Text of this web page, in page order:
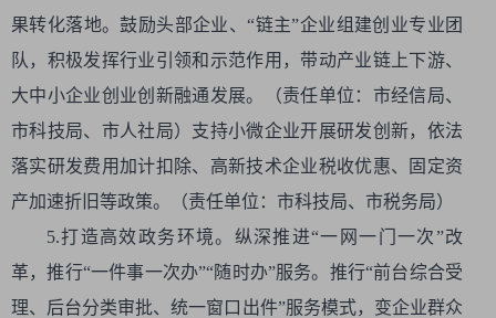
果转化落地。鼓励头部企业、“链主”企业组建创业专业团
队，积极发挥行业引领和示范作用，带动产业链上下游、
大中小企业创业创新融通发展。（责任单位：市经信局、
市科技局、市人社局）支持小微企业开展研发创新，依法
落实研发费用加计扣除、高新技术企业税收优惠、固定资
产加速折旧等政策。（责任单位：市科技局、市税务局）
5.打造高效政务环境。纵深推进“一网一门一次”改
革，推行“一件事一次办”“随时办”服务。推行“前台综合受
理、后台分类审批、统一窗口出件”服务模式，变企业群众